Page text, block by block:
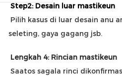
Step2: Desain luar mastikeun
Pilih kasus di luar desain anu
seleting, gaya gagang jsb.
Lengkah 4: Rincian mastikeun
Saatos sagala rinci